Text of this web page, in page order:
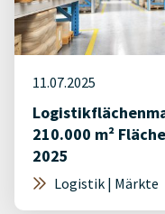
11.07.2025
210.000 m²
2025
Logistik | Märkte